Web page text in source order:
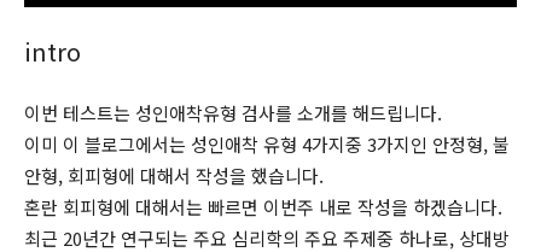
intro
이번 테스트는 성인애착유형 검사를 소개를 해드립니다.
이미 이 블로그에서는 성인애착 유형 4가지중 3가지인 안정형, 불
안형, 회피형에 대해서 작성을 했습니다.
혼란 회피형에 대해서는 빠르면 이번주 내로 작성을 하겠습니다.
최근 20년간 연구되는 주요 심리학의 주요 주제중 하나로, 상대방